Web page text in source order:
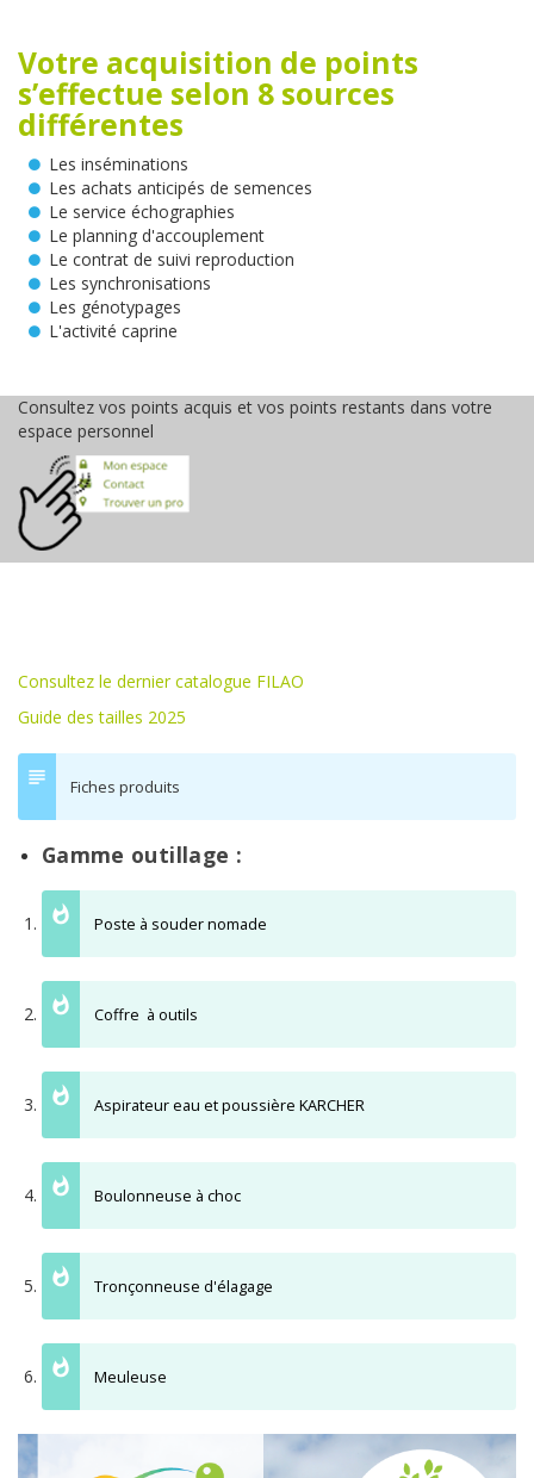
Votre acquisition de points
s’effectue selon 8 sources
différentes
Les inséminations
Les achats anticipés de semences
Le service échographies
Le planning d'accouplement
Le contrat de suivi reproduction
Les synchronisations
Les génotypages
L'activité caprine
Consultez vos points acquis et vos points restants dans votre
espace personnel
Consultez le dernier catalogue FILAO
Guide des tailles 2025
Fiches produits
Gamme outillage :
Poste à souder nomade
Coffre à outils
Aspirateur eau et poussière KARCHER
Boulonneuse à choc
Tronçonneuse d'élagage
Meuleuse